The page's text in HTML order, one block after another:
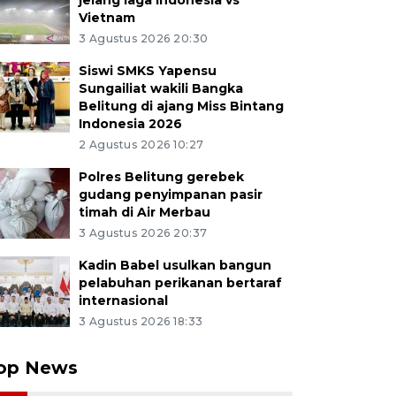
Vietnam
3 Agustus 2026 20:30
Siswi SMKS Yapensu
Sungailiat wakili Bangka
Belitung di ajang Miss Bintang
Indonesia 2026
2 Agustus 2026 10:27
Polres Belitung gerebek
gudang penyimpanan pasir
timah di Air Merbau
3 Agustus 2026 20:37
Kadin Babel usulkan bangun
pelabuhan perikanan bertaraf
internasional
3 Agustus 2026 18:33
News